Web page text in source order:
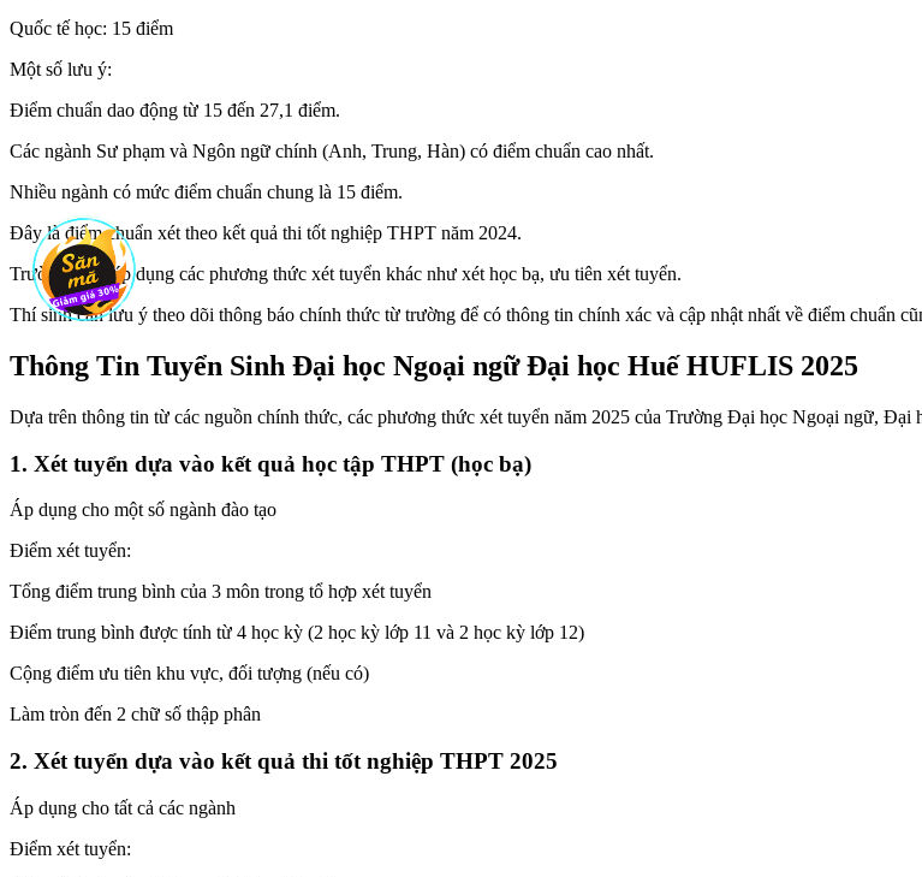
Quốc tế học: 15 điểm
Một số lưu ý:
Điểm chuẩn dao động từ 15 đến 27,1 điểm.
Các ngành Sư phạm và Ngôn ngữ chính (Anh, Trung, Hàn) có điểm chuẩn cao nhất.
Nhiều ngành có mức điểm chuẩn chung là 15 điểm.
Đây là điểm chuẩn xét theo kết quả thi tốt nghiệp THPT năm 2024.
Trường cũng áp dụng các phương thức xét tuyển khác như xét học bạ, ưu tiên xét tuyển.
Thí sinh cần lưu ý theo dõi thông báo chính thức từ trường để có thông tin chính xác và cập nhật nhất về điểm chuẩn
Thông Tin Tuyển Sinh Đại học Ngoại ngữ Đại học Huế HUFLIS 2025
Dựa trên thông tin từ các nguồn chính thức, các phương thức xét tuyển năm 2025 của Trường Đại học Ngoại ngữ, Đại
1. Xét tuyển dựa vào kết quả học tập THPT (học bạ)
Áp dụng cho một số ngành đào tạo
Điểm xét tuyển:
Tổng điểm trung bình của 3 môn trong tổ hợp xét tuyển
Điểm trung bình được tính từ 4 học kỳ (2 học kỳ lớp 11 và 2 học kỳ lớp 12)
Cộng điểm ưu tiên khu vực, đối tượng (nếu có)
Làm tròn đến 2 chữ số thập phân
2. Xét tuyển dựa vào kết quả thi tốt nghiệp THPT 2025
Áp dụng cho tất cả các ngành
Điểm xét tuyển: